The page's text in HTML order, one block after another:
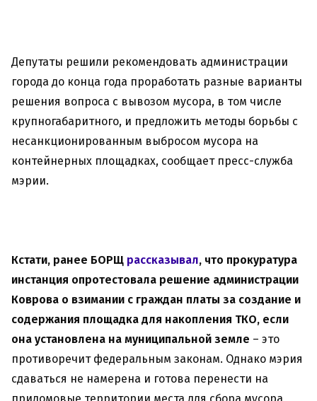
Депутаты решили рекомендовать администрации
города до конца года проработать разные варианты
решения вопроса с вывозом мусора, в том числе
крупногабаритного, и предложить методы борьбы с
несанкционированным выбросом мусора на
контейнерных площадках, сообщает пресс-служба
мэрии.
Кстати, ранее БОРЩ рассказывал, что прокуратура
инстанция опротестовала решение администрации
Коврова о взимании с граждан платы за создание и
содержания площадка для накопления ТКО, если
она установлена на муниципальной земле – это
противоречит федеральным законам. Однако мэрия
сдаваться не намерена и готова перенести на